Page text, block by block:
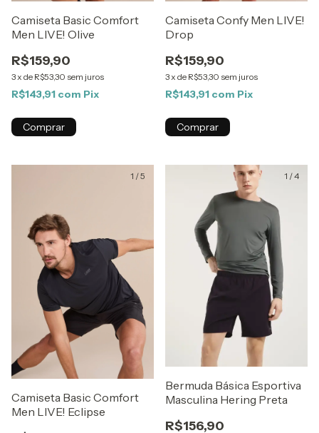
Camiseta Basic Comfort
Men LIVE! Olive
R$159,90
3 x de R$53,30 sem juros
R$143,91 com Pix
Comprar
Camiseta Confy Men LIVE!
Drop
R$159,90
3 x de R$53,30 sem juros
R$143,91 com Pix
Comprar
1 /5
Camiseta Basic Comfort
Men LIVE! Eclipse
1 /4
Bermuda Básica Esportiva
Masculina Hering Preta
R$156,90